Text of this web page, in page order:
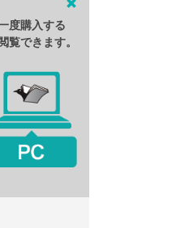
度購入する
覧できます。